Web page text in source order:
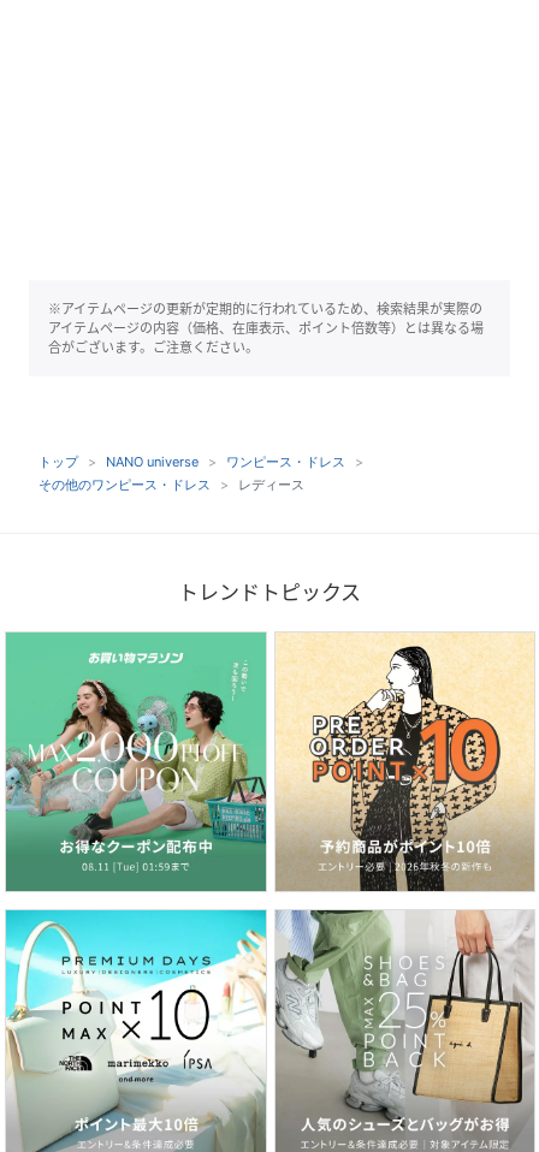
※アイテムページの更新が定期的に行われているため、検索結果が実際の
アイテムページの内容（価格、在庫表示、ポイント倍数等）とは異なる場
合がございます。ご注意ください。
トップ NANO universe
ワンピース・ドレス
その他のワンピース・ドレス
レディース
トレンドトピックス